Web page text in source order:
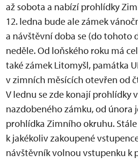
až sobota a nabízí prohlídky
12. ledna bude ale zámek
a návštěvní doba se (do tohoto
neděle. Od loňského roku má
také zámek Litomyšl, památka
v zimních měsících otevřen od
V lednu se zde konají prohlídky
nazdobeného zámku, od února
prohlídka Zimního okruhu.
k jakékoliv zakoupené
návštěvník volnou vstupenku k